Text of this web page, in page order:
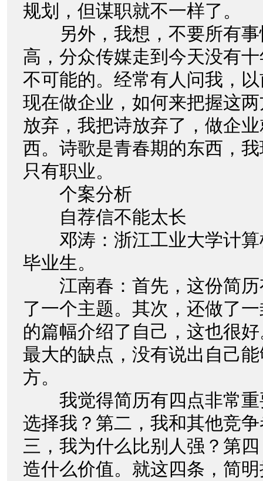
规划，但谋职就不一样了。
另外，我想，不要所有事
高，分众传媒走到今天没有
不可能的。经常有人问我，
现在做企业，如何来把握这
放弃，我把诗放弃了，做企
西。诗歌是青春期的东西，
只有职业。
个案分析
自荐信不能太长
邓涛：浙江工业大学计算
毕业生。
江南春：首先，这份简历
了一个主题。其次，还做了
的篇幅介绍了自己，这也很
最大的缺点，没有说出自己
方。
我觉得简历有四点非常重
选择我？第二，我和其他竞
三，我为什么比别人强？第
造什么价值。就这四条，简